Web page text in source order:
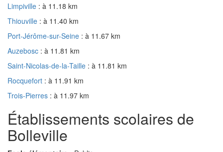
Limpiville : à 11.18 km
Thiouville : à 11.40 km
Port-Jérôme-sur-Seine : à 11.67 km
Auzebosc : à 11.81 km
Saint-Nicolas-de-la-Taille : à 11.81 km
Rocquefort : à 11.91 km
Trois-Pierres : à 11.97 km
Établissements scolaires de
Bolleville